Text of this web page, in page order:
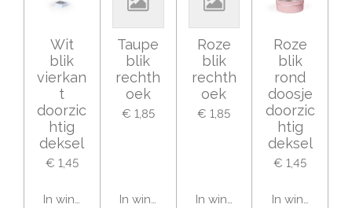
Wit
blik
vierkan
t
doorzic
htig
deksel
€ 1,45
In winkelwagen
Taupe
blik
rechth
oek
€ 1,85
In winkelwagen
Roze
blik
rechth
oek
€ 1,85
In winkelwagen
Roze
blik
rond
doosje
doorzic
htig
deksel
€ 1,45
In